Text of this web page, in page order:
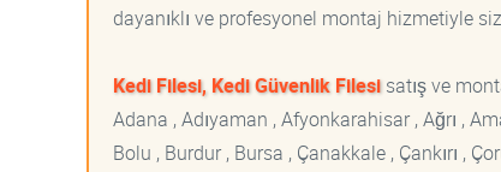
dayanıklı ve profesyonel montaj hizmetiyle
Kedi Filesi, Kedi Güvenlik Filesisatış ve
Adana , Adıyaman , Afyonkarahisar , Ağrı ,
Bolu , Burdur , Bursa , Çanakkale , Çankırı ,